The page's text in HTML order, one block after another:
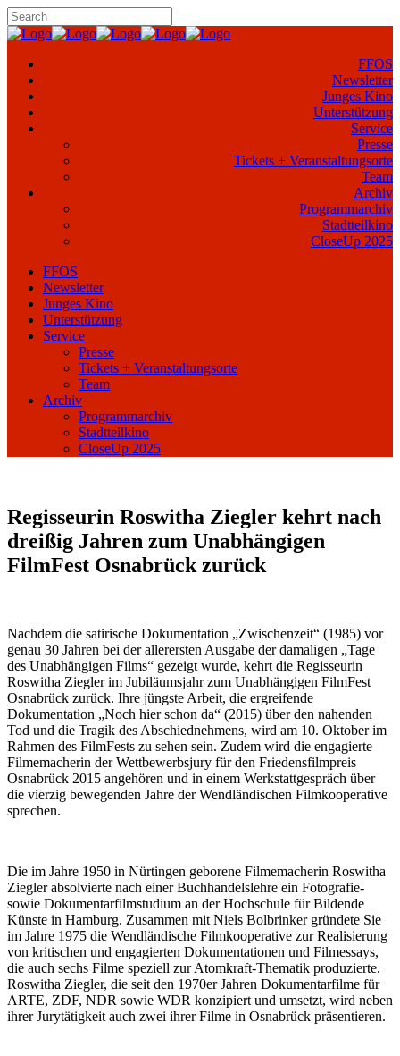
FFOS
Newsletter
Junges Kino
Unterstützung
Service
Presse
Tickets + Veranstaltungsorte
Team
Archiv
Programmarchiv
Stadtteilkino
CloseUp 2025
FFOS
Newsletter
Junges Kino
Unterstützung
Service
Presse
Tickets + Veranstaltungsorte
Team
Archiv
Programmarchiv
Stadtteilkino
CloseUp 2025
Regisseurin Roswitha Ziegler kehrt nach
dreißig Jahren zum Unabhängigen
FilmFest Osnabrück zurück
Nachdem die satirische Dokumentation „Zwischenzeit“ (1985) vor
genau 30 Jahren bei der allerersten Ausgabe der damaligen „Tage
des Unabhängigen Films“ gezeigt wurde, kehrt die Regisseurin
Roswitha Ziegler im Jubiläumsjahr zum Unabhängigen FilmFest
Osnabrück zurück. Ihre jüngste Arbeit, die ergreifende
Dokumentation „Noch hier schon da“ (2015) über den nahenden
Tod und die Tragik des Abschiednehmens, wird am 10. Oktober im
Rahmen des FilmFests zu sehen sein. Zudem wird die engagierte
Filmemacherin der Wettbewerbsjury für den Friedensfilmpreis
Osnabrück 2015 angehören und in einem Werkstattgespräch über
die vierzig bewegenden Jahre der Wendländischen Filmkooperative
sprechen.
Die im Jahre 1950 in Nürtingen geborene Filmemacherin Roswitha
Ziegler absolvierte nach einer Buchhandelslehre ein Fotografie-
sowie Dokumentarfilmstudium an der Hochschule für Bildende
Künste in Hamburg. Zusammen mit Niels Bolbrinker gründete Sie
im Jahre 1975 die Wendländische Filmkooperative zur Realisierung
von kritischen und engagierten Dokumentationen und Filmessays,
die auch sechs Filme speziell zur Atomkraft-Thematik produzierte.
Roswitha Ziegler, die seit den 1970er Jahren Dokumentarfilme für
ARTE, ZDF, NDR sowie WDR konzipiert und umsetzt, wird neben
ihrer Jurytätigkeit auch zwei ihrer Filme in Osnabrück präsentieren.